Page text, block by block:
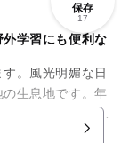
保存
17
学習にも便利な
。風光明媚な日
生息地です。年
という公園で